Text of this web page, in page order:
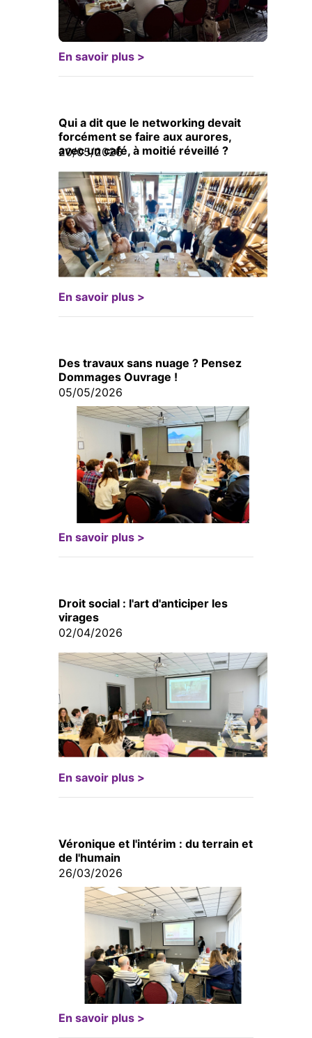
En savoir plus >
Qui a dit que le networking devait
forcément se faire aux aurores,
avec un café, à moitié réveillé ?
20/05/2026
En savoir plus >
Des travaux sans nuage ? Pensez
Dommages Ouvrage !
05/05/2026
En savoir plus >
Droit social : l'art d'anticiper les
virages
02/04/2026
En savoir plus >
Véronique et l'intérim : du terrain et
de l'humain
26/03/2026
En savoir plus >